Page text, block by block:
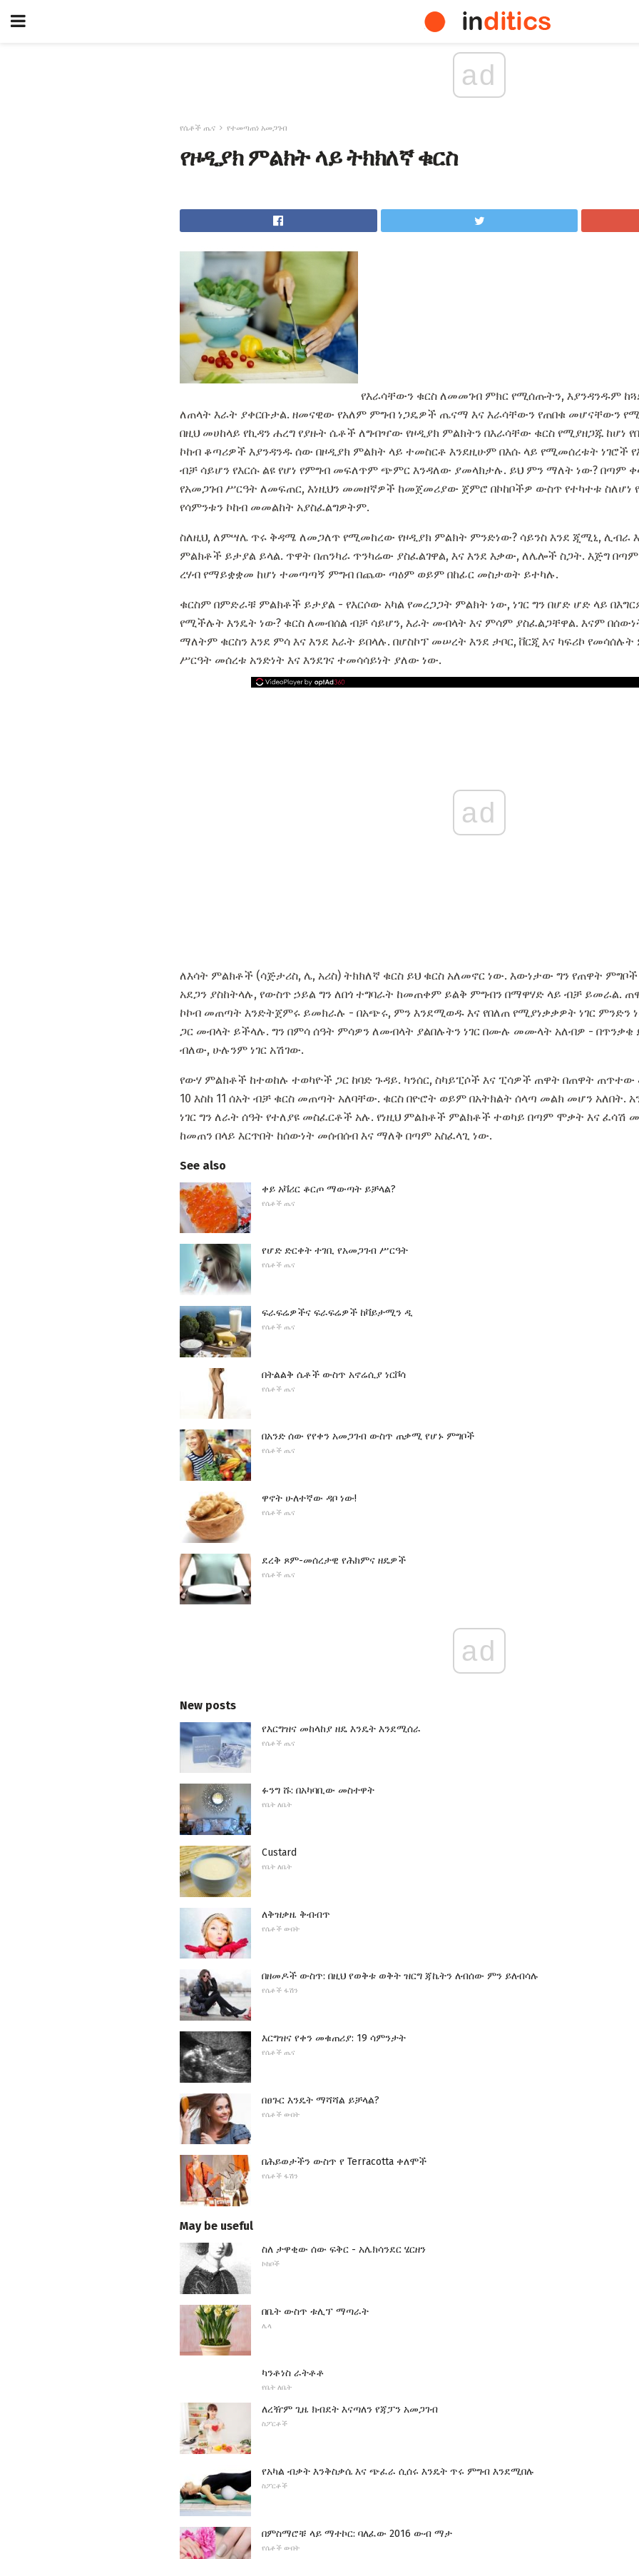
ad
የሴቶች ጤና የተመጣጠነ አመጋገብ
የዞዲያክ ምልክት ላይ ትክክለኛ ቁርስ
የእራሳቸውን ቁርስ ለመመገብ ምክር የሚሰጡትን, እያንዳንዱም
ለጠላት እራት ያቀርቡታል. ዘመናዊው የአለም ምግብ ነጋዴዎች ጤናማ እና እራሳቸውን የጠበቁ መሆናቸውን
በዚህ መሀከላይ የኪዳን ሐረግ የያዙት ሴቶች ለግብዣው የዞዲያክ ምልክትን በእራሳቸው ቁርስ የሚያዘጋጁ ከሆነ
ኮከብ ቆጣሪዎች እያንዳንዱ ሰው በዞዲያክ ምልክት ላይ ተመስርቶ እንደዚሁም በእሱ ላይ የሚመሰረቱት ነገሮች
ብቻ ሳይሆን የእርሱ ልዩ የሆነ የምግብ መፍለጥም ጭምር እንዳለው ያመላክታሉ. ይህ ምን ማለት ነው? በጣም
የአመጋገብ ሥርዓት ለመፍጠር, እነዚህን መመዘኛዎች ከመጀመሪያው ጀምሮ በኮከቦችዎ ውስጥ የተካተቱ ስለሆነ
የሳምንቱን ኮከብ መመልከት አያስፈልግዎትም.
ስለዚህ, ለምሣሌ ጥሩ ቅዳሜ ለመጋለጥ የሚመከረው የዞዲያክ ምልክት ምንድነው? ሳይንስ እንደ ጂሚኒ, ሊብራ
ምልክቶች ይታያል ይላል. ጥዋት በጠንካራ ጥንካሬው ያስፈልገዋል, እና እንደ እቃው, ለሌሎች ስጋት. እጅግ
ረሃብ የማይቋቋመ ከሆነ ተመጣጣኝ ምግብ በጨው ጣዕም ወይም በከፊር መስታወት ይተካሉ.
ቁርስም በምድራቹ ምልክቶች ይታያል - የእርሶው አካል የመረጋጋት ምልክት ነው, ነገር ግን በሆድ ሆድ ላይ
የሚችሉት እንዴት ነው? ቁርስ ለመብሰል ብቻ ሳይሆን, እራት መብላት እና ምሳም ያስፈልጋቸዋል. እናም
ማለትም ቁርስን እንደ ምሳ እና እንደ እራት ይበላሉ. በሆስኮፕ መሠረት እንደ ታቦር, ቨርጂ እና ካፍሪኮ
ሥርዓት መሰረቱ አንድነት እና እንደገና ተመሳሳይነት ያለው ነው.
ad
ለእሳት ምልክቶች (ሳጅታሪስ, ሌ, አሪስ) ትክክለኛ ቁርስ ይህ ቁርስ አለመኖር ነው. እውነታው ግን የጠዋት
አደጋን ያስከትላሉ, የውስጥ ኃይል ግን ለበጎ ተግባራት ከመጠቀም ይልቅ ምግብን በማዋሃድ ላይ ብቻ ይመራል.
ኮኮብ መጠጣት እንድትጀምሩ ይመክራሉ - በአጭሩ, ምን እንደሚወዱ እና የበለጠ የሚያነቃቃዎት ነገር ምንድን
ጋር መብላት ይችላሉ. ግን በምሳ ሰዓት ምሳዎን ለመብላት ያልበሉትን ነገር በሙሉ መሙላት አለብዎ - በጥንቃቄ
ብለው, ሁሉንም ነገር አሽገው.
የውሃ ምልክቶች ከተወከሉ ተወካዮች ጋር ከባድ ጉዳይ. ካንሰር, ስካይፒሶች እና ፒሳዎች ጠዋት በጠዋት
10 እስከ 11 ሰአት ብቻ ቁርስ መጠጣት አለባቸው. ቁርስ በዮሮት ወይም በአትክልት ሰላጣ መልክ መሆን አለበት.
ነገር ግን ለራት ሰዓት የተለያዩ መስፈርቶች አሉ. የነዚህ ምልክቶች ምልክቶች ተወካይ በጣም ሞቃት እና ፈሳሽ
ከመጠን በላይ እርጥበት ከሰውነት መሰብሰብ እና ማለቅ በጣም አስፈላጊ ነው.
See also
ቀይ አቫሪር ቆርጦ ማውጣት ይቻላል?
የሴቶች ጤና
የሆድ ድርቀት ተገቢ የአመጋገብ ሥርዓት
የሴቶች ጤና
ፍራፍሬዎችና ፍራፍሬዎች ከቫይታሚን ዲ
የሴቶች ጤና
በትልልቅ ሴቶች ውስጥ አኖሬሲያ ነርቮሳ
የሴቶች ጤና
በአንድ ሰው የየቀን አመጋገብ ውስጥ ጠቃሚ የሆኑ ምግቦች
የሴቶች ጤና
ዋኖት ሁለተኛው ዳቦ ነው!
የሴቶች ጤና
ደረቅ ጾም-መሰረታዊ የሕክምና ዘዴዎች
የሴቶች ጤና
ad
New posts
የእርግዝና መከላከያ ዘዴ እንዴት እንደሚሰራ
የሴቶች ጤና
ፉንግ ሹ: በአካባቢው መስተዋት
የቤት ለቤት
Custard
የቤት ለቤት
ለቅዝቃዜ ቅብብጥ
የሴቶች ውበት
በዘመዶች ውስጥ: በዚህ የወቅቱ ወቅት ዝርግ ጃኬትን ለብሰው ምን ይለብሳሉ
የሴቶች ፋሽን
እርግዝና የቀን መቁጠሪያ: 19 ሳምንታት
የሴቶች ጤና
በፀጉር እንዴት ማሻሻል ይቻላል?
የሴቶች ውበት
በሕይወታችን ውስጥ የ Terracotta ቀለሞች
የሴቶች ፋሽን
May be useful
ስለ ታዋቂው ሰው ፍቅር - አሌክሳንደር ሄርዘን
ኮከቦች
በቤት ውስጥ ቱሊፕ ማጣራት
ሌላ
ካንቶነስ ራትቶቶ
የቤት ለቤት
ለረዥም ጊዜ ክብደት እናጣለን የጃፓን አመጋገብ
ስፖርቶች
የአካል ብቃት እንቅስቃሴ እና ጭፈራ ሲሰሩ እንዴት ጥሩ ምግብ እንደሚበሉ
ስፖርቶች
በምስማሮቹ ላይ ማተኮር: ባለፈው 2016 ውብ ማታ
የሴቶች ውበት